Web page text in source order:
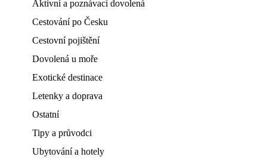
Aktivní a poznávací dovolená
Cestování po Česku
Cestovní pojištění
Dovolená u moře
Exotické destinace
Letenky a doprava
Ostatní
Tipy a průvodci
Ubytování a hotely